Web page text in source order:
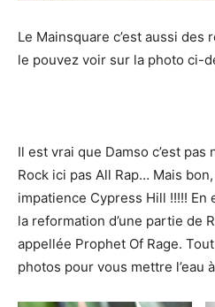
Le Mainsquare c’est aussi des
le pouvez voir sur la photo ci-
Il est vrai que Damso c’est pas
Rock ici pas All Rap… Mais
impatience Cypress Hill !!!!! En
la reformation d’une partie de
appellée Prophet Of Rage.
photos pour vous mettre l’eau